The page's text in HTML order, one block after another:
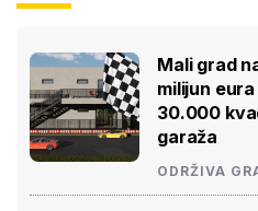
Mali grad
milijun
30.000
garaža
ODRŽIVA